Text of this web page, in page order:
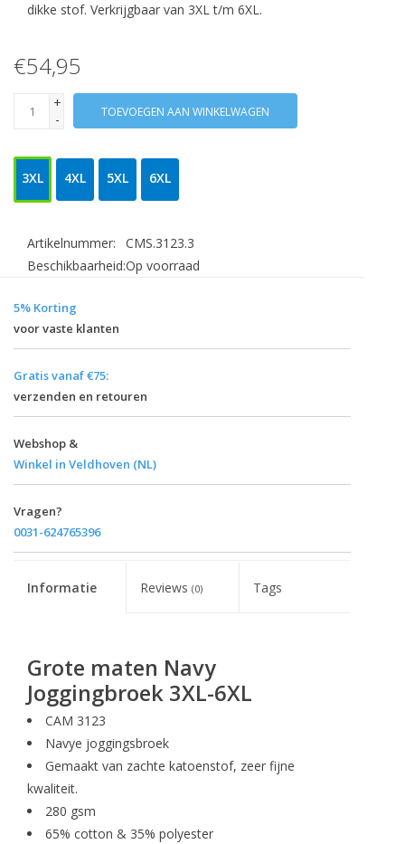
dikke stof. Verkrijgbaar van 3XL t/m 6XL.
€54,95
+
-
TOEVOEGEN AAN WINKELWAGEN
3XL 4XL 5XL 6XL
Artikelnummer:
CMS.3123.3
Beschikbaarheid:Op voorraad
5% Korting
voor vaste klanten
Gratis vanaf €75:
verzenden en retouren
Webshop &
Winkel in Veldhoven (NL)
Vragen?
0031-624765396
Informatie Reviews(0) Tags
Grote maten Navy
Joggingbroek 3XL-6XL
CAM 3123
Navye joggingsbroek
Gemaakt van zachte katoenstof, zeer fijne
kwaliteit.
280 gsm
65% cotton & 35% polyester